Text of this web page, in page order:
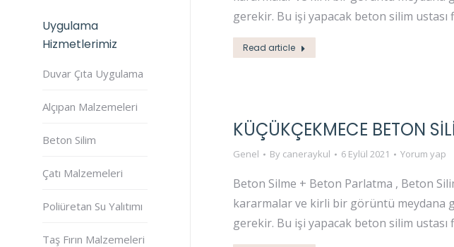
gerekir. Bu işi yapacak beton silim
Read article
KÜÇÜKÇEKMECE BETON
Genel By caneraykul 6 Eylül 2021 Yorum yap
Beton Silme + Beton Parlatma , Beton
kararmalar ve kirli bir görüntü meydana
gerekir. Bu işi yapacak beton silim
Uygulama
Hizmetlerimiz
Duvar Çıta Uygulama
Alçıpan Malzemeleri
Beton Silim
Çatı Malzemeleri
Poliüretan Su Yalıtımı
Taş Fırın Malzemeleri